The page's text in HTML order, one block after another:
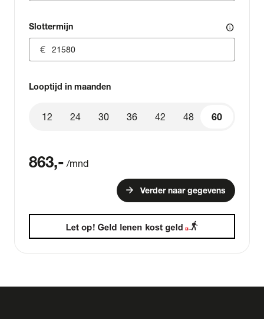
Slottermijn info
Looptijd in maanden
60
12 24 30 36 42 48 60
863,- /mnd
arrow_forward Verder naar gegevens